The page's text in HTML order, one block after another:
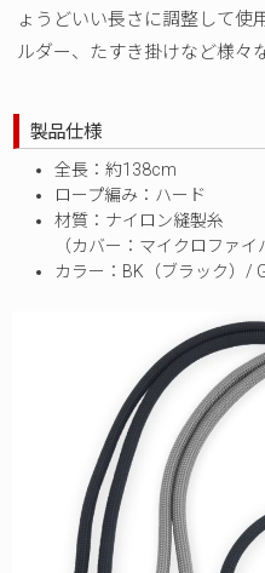
ょうどいい長さに調整して使
ルダー、たすき掛けなど様々
製品仕様
全長：約138cm
ロープ編み：ハード
材質：ナイロン縫製糸
（カバー：マイクロファイ
カラー：BK（ブラック）/